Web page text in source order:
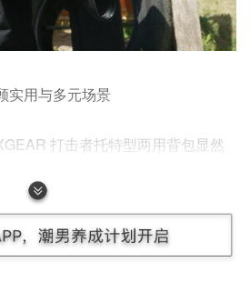
用与多元场景
打击者托特型两用背包显然
能多样性有高要求的用户。它融合
点，这种两用设计在日常通勤、短
能发挥优势。当身处城市街道，需